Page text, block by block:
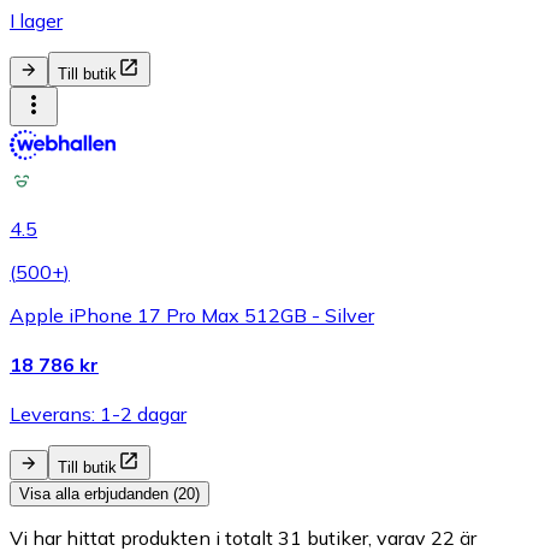
I lager
Till butik
4.5
(500+)
Apple iPhone 17 Pro Max 512GB - Silver
18 786 kr
Leverans: 1-2 dagar
Till butik
Visa alla erbjudanden (20)
Vi har hittat produkten i totalt 31 butiker, varav 22 är